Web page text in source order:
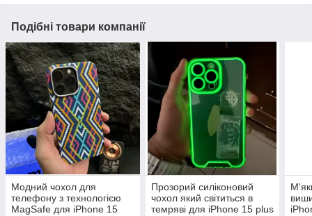
Подібні товари компанії
Модний чохол для
телефону з технологією
MagSafe для iPhone 15
Прозорий силіконовий
чохол який світиться в
темряві для iPhone 15 plus